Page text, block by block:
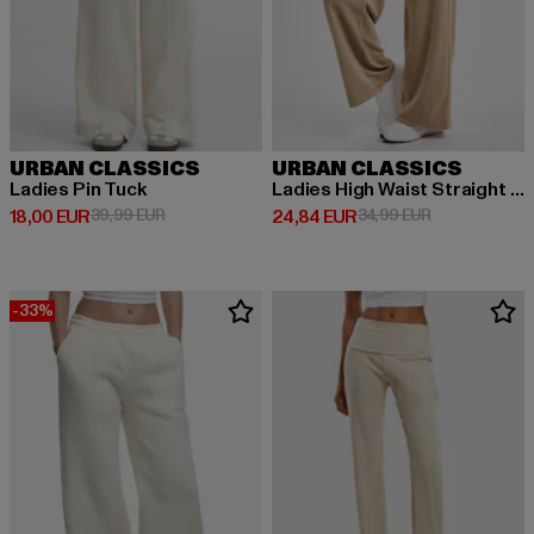
URBAN CLASSICS
Ladies Pin Tuck
18,00 EUR
Prix courant: 18,00 EUR
39,99 EURPrix en promotion: 39,99 EUR
URBAN CLASSICS
Ladies High Waist Straight Velvet
24,84 EUR
Prix courant: 24,84 EUR
34,99 EURPrix en
-33%